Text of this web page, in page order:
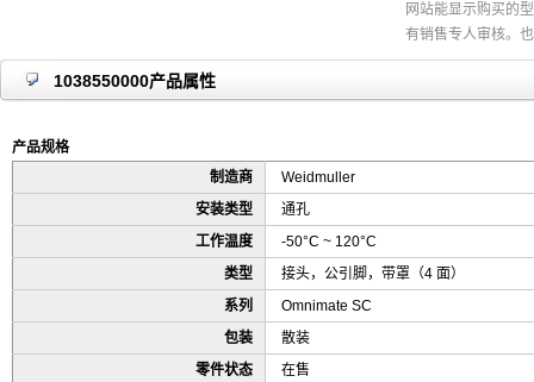
网站能显示购买的
有销售专人审核。
1038550000产品属性
产品规格
制造商
Weidmuller
安装类型
通孔
工作温度
-50°C ~ 120°C
类型
接头，公引脚，带罩（4 面）
系列
Omnimate SC
包装
散装
零件状态
在售